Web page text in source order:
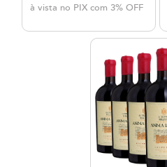
à vista no PIX com 3% OFF